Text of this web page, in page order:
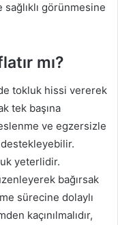
görünmesine
mı?
tokluk hissi vererek
tek başına
ve egzersizle
yeterlidir.
bağırsak
sürecine dolaylı
kaçınılmalıdır,